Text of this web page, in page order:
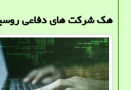
هک شرکت های دفاعی